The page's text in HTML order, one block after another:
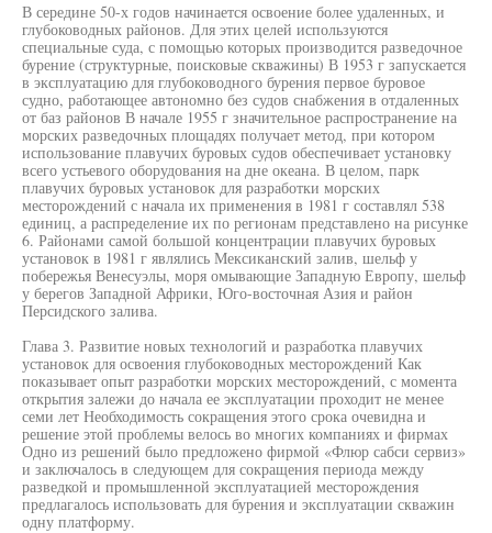
В середине 50-х годов начинается освоение более удаленных, и
глубоководных районов. Для этих целей используются
специальные суда, с помощью которых производится разведочное
бурение (структурные, поисковые скважины) В 1953 г запускается
в эксплуатацию для глубоководного бурения первое буровое
судно, работающее автономно без судов снабжения в отдаленных
от баз районов В начале 1955 г значительное распространение на
морских разведочных площадях получает метод, при котором
использование плавучих буровых судов обеспечивает установку
всего устьевого оборудования на дне океана. В целом, парк
плавучих буровых установок для разработки морских
месторождений с начала их применения в 1981 г составлял 538
единиц, а распределение их по регионам представлено на рисунке
6. Районами самой большой концентрации плавучих буровых
установок в 1981 г являлись Мексиканский залив, шельф у
побережья Венесуэлы, моря омывающие Западную Европу, шельф
у берегов Западной Африки, Юго-восточная Азия и район
Персидского залива.
Глава 3. Развитие новых технологий и разработка плавучих
установок для освоения глубоководных месторождений Как
показывает опыт разработки морских месторождений, с момента
открытия залежи до начала ее эксплуатации проходит не менее
семи лет Необходимость сокращения этого срока очевидна и
решение этой проблемы велось во многих компаниях и фирмах
Одно из решений было предложено фирмой «Флюр сабси сервиз»
и заключалось в следующем для сокращения периода между
разведкой и промышленной эксплуатацией месторождения
предлагалось использовать для бурения и эксплуатации скважин
одну платформу.